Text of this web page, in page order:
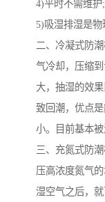
4)平时不需维护;
5)吸湿排湿是物
二、冷凝式防
气冷却，压缩
大，抽湿的效
致回潮，优点
小。目前基本被
三、充氮式防
压高浓度氮气
湿空气之后，